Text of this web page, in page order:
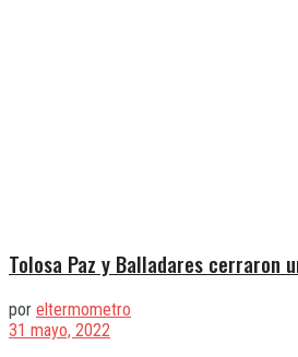
Tolosa Paz y Balladares cerraron
por eltermometro
31 mayo, 2022